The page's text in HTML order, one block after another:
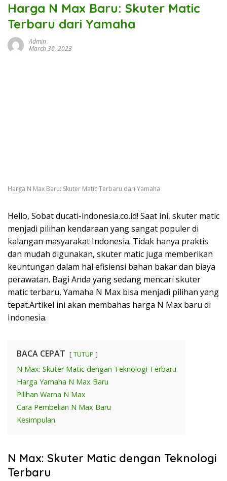
Harga N Max Baru: Skuter Matic
Terbaru dari Yamaha
Admin
March 30, 2023
Harga N Max Baru: Skuter Matic Terbaru dari Yamaha
Hello, Sobat ducati-indonesia.co.id! Saat ini, skuter matic
menjadi pilihan kendaraan yang sangat populer di
kalangan masyarakat Indonesia. Tidak hanya praktis
dan mudah digunakan, skuter matic juga memberikan
keuntungan dalam hal efisiensi bahan bakar dan biaya
perawatan. Bagi Anda yang sedang mencari skuter
matic terbaru, Yamaha N Max bisa menjadi pilihan yang
tepat.Artikel ini akan membahas harga N Max baru di
Indonesia.
BACA CEPAT TUTUP
N Max: Skuter Matic dengan Teknologi Terbaru
Harga Yamaha N Max Baru
Pilihan Warna N Max
Cara Pembelian N Max Baru
Kesimpulan
N Max: Skuter Matic dengan Teknologi
Terbaru